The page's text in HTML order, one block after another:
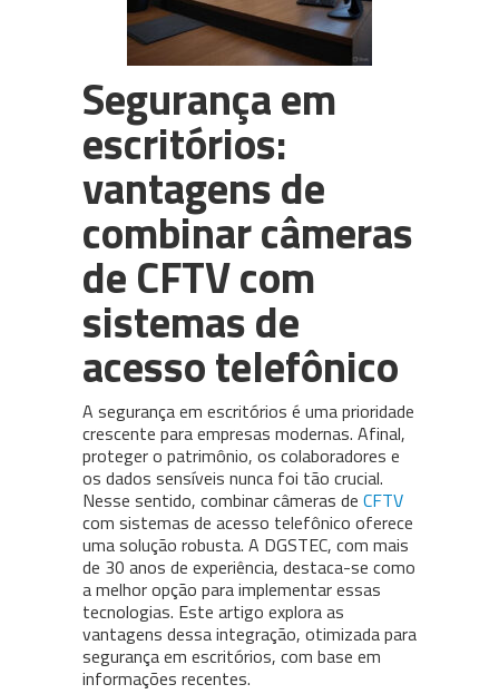
Intelbras
Segurança em
escritórios:
vantagens de
combinar câmeras
de CFTV com
sistemas de
acesso telefônico
A segurança em escritórios é uma prioridade
crescente para empresas modernas. Afinal,
proteger o patrimônio, os colaboradores e
os dados sensíveis nunca foi tão crucial.
Nesse sentido, combinar câmeras de CFTV
com sistemas de acesso telefônico oferece
uma solução robusta. A DGSTEC, com mais
de 30 anos de experiência, destaca-se como
a melhor opção para implementar essas
tecnologias. Este artigo explora as
vantagens dessa integração, otimizada para
segurança em escritórios, com base em
informações recentes.